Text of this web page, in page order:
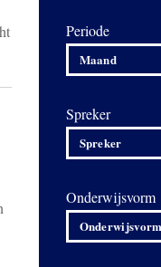
Periode
Maand
Spreker
Spreker
Onderwijsvorm
Onderwijsvorm